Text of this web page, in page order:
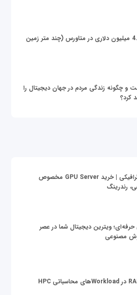
خرید زمین 4.3 میلیون دلاری در متاورس (چند متر زمین
و چگونه زندگی مردم در جهان دیجیتال را
کرد؟
قیمت سرور گرافیکی | خرید GPU Server مخصوص
رندرینگ
ویترین دیجیتال شما در عصر
مصنوعی